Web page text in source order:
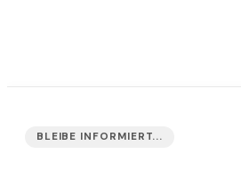
BLEIBE INFORMIERT...